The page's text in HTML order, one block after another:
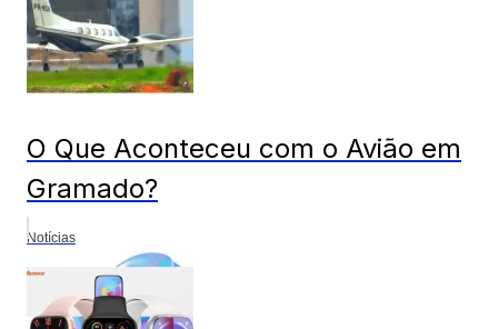
O Que Aconteceu com o Avião em
Gramado?
Notícias